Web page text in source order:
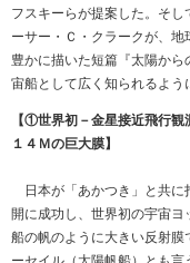
フスキーらが提案した。そ
ーサー・Ｃ・クラークが、
豊かに描いた短篇『太陽か
宙船として広く知られるよう
【①世界初－金星接近飛行
１４Ｍの巨大膜】
日本が「あかつき」と共に
開に成功し、世界初の宇宙ヨ
船の帆のように大きい反射膜